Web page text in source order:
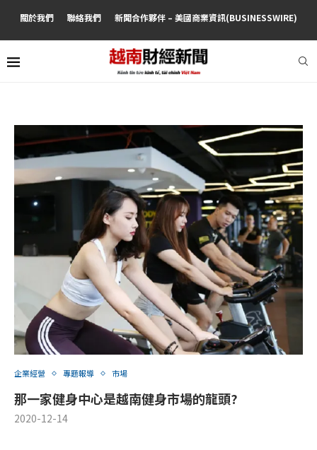
關於我們 聯絡我們 新聞合作夥伴 – 美國商業資訊(BUSINESSWIRE)
企業經營 專題報導 市場
那一家健身中心是越南健身市場的龍頭?
2020-12-14